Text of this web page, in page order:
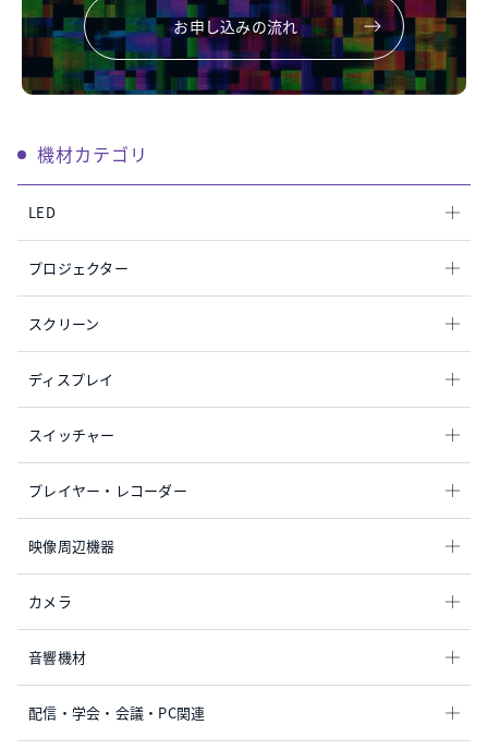
機材カテゴリ
LED
プロジェクター
スクリーン
ディスプレイ
スイッチャー
プレイヤー・レコーダー
映像周辺機器
カメラ
音響機材
配信・学会・会議・PC関連
お申し込みの流れ